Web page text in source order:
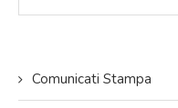
Comunicati Stampa